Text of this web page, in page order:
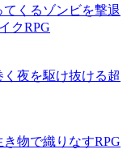
くるゾンビを撃退
クRPG
夜を駆け抜ける超
物で織りなすRPG